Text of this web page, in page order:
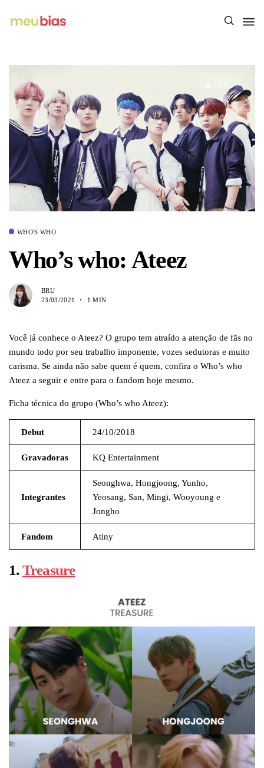
1.7K
WHO'S WHO
Who’s who: Ateez
BRU
23/03/2021
1 MIN
Você já conhece o Ateez? O grupo tem atraído a atenção de fãs no
mundo todo por seu trabalho imponente, vozes sedutoras e muito
carisma. Se ainda não sabe quem é quem, confira o Who’s who
Ateez a seguir e entre para o fandom hoje mesmo.
Ficha técnica do grupo (Who’s who Ateez):
Debut 24/10/2018
Gravadoras KQ Entertainment
Integrantes
Seonghwa, Hongjoong, Yunho,
Yeosang, San, Mingi, Wooyoung e
Jongho
Fandom Atiny
1. Treasure